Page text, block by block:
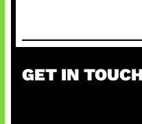
GET IN